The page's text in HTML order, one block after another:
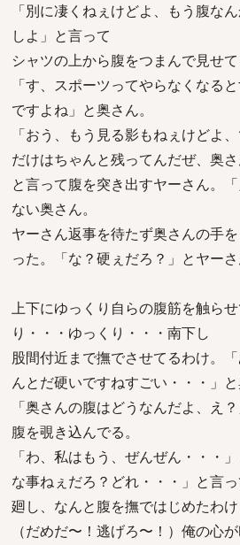
「別に凄くねぇけどよ、もう腹な
しよ」と言って
シャツの上から腹をつまんで見せて
「す、スポーツってやらなくなる
ですよね」と奥さん。
「おう、もう見る影もねぇけどよ
だけはちゃんと残ってんだぜ、奥さ
と言って腹を突き出すヤーさん。
ない奥さん。
ヤーさん返事を待たず奥さんの手
った。「な？硬ぇだろ？」とヤーさ
上下にゆっくり自らの腹筋を触ら
り・・・ゆっくり・・・南下し
股間付近まで撫でさせてるわけ。
んとだ硬いですねすごい・・・」と
「奥さんの腹はどうなんだよ、え
腹を覗き込んでる。
「わ、私はもう、ぜんぜん・・・
な事ねぇだろ？どれ・・・」と言
廻し、なんと腹を撫ではじめたわけ
（だめだ〜！逃げろ〜！）俺の心